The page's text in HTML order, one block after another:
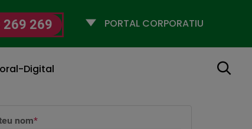
269 269
Selecciona
Digital Cerca
nom*